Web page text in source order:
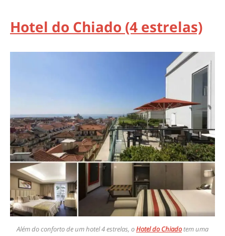
Hotel do Chiado (4 estrelas)
Além do conforto de um hotel 4 estrelas, oHotel do Chiadotem uma